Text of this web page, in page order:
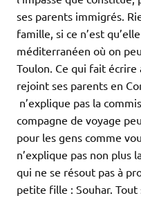
ses parents immigrés.
famille, si ce n’est
méditerranéen où on
Toulon. Ce qui fait écrire
rejoint ses parents en
n’explique pas la
compagne de voyage
pour les gens comme
n’explique pas non plus
qui ne se résout pas à
petite fille : Souhar. Tout